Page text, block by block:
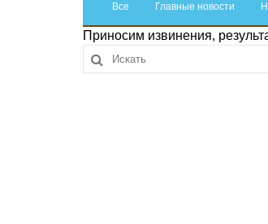
Все Главные новости
Приносим извинения,